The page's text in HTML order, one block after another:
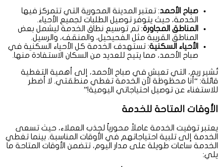
صباح الأحمد: تعتبر المدينة المحورية التي تتمركز فيها
الخدمة، حيث يتوفر توصيل الطلبات لجميع الأحياء.
المناطق المجاورة: تم توسيع نطاق الخدمة ليشمل بعض
المناطق القريبة مثل الفحيحيل، والمنقف، والرسيل.
الأحياء السكنية: تستهدف الخدمة كل الأحياء السكنية في
صباح الأحمد، مما يتيح للعديد من السكان الاستفادة منها.
تُشير ريم، التي تعيش في صباح الأحمد، إلى أهمية التغطية
قائلة: “أنا محظوظة لأن الخدمة تغطي منطقتي. لا أضطر
للاستغناء عن توصيل احتياجاتي اليومية!”
الأوقات المتاحة للخدمة
يعتبر توقيت الخدمة عاملاً محورياً لجذب العملاء، حيث تسعى
الخدمة إلى تلبية احتياجاتهم في الأوقات المناسبة. بينما تغطي
الخدمة ساعات طويلة على مدار اليوم، تتضمن الأوقات المتاحة ما
يلي: